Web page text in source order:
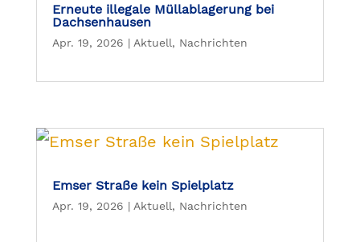
Erneute illegale Müllablagerung bei
Dachsenhausen
Apr. 19, 2026 | Aktuell, Nachrichten
Emser Straße kein Spielplatz
Apr. 19, 2026 | Aktuell, Nachrichten